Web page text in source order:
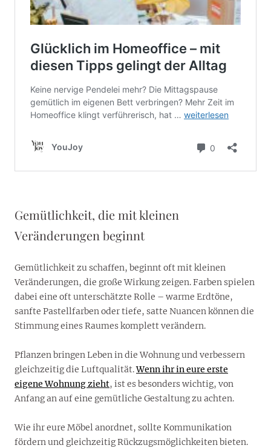
Gemütlichkeit, die mit kleinen
Veränderungen beginnt
Gemütlichkeit zu schaffen, beginnt oft mit kleinen
Veränderungen, die große Wirkung zeigen. Farben spielen
dabei eine oft unterschätzte Rolle – warme Erdtöne,
sanfte Pastellfarben oder tiefe, satte Nuancen können die
Stimmung eines Raumes komplett verändern.
Pflanzen bringen Leben in die Wohnung und verbessern
gleichzeitig die Luftqualität.Wenn ihr in eure erste
eigene Wohnung zieht, ist es besonders wichtig, von
Anfang an auf eine gemütliche Gestaltung zu achten.
Wie ihr eure Möbel anordnet, sollte Kommunikation
fördern und gleichzeitig Rückzugsmöglichkeiten bieten.